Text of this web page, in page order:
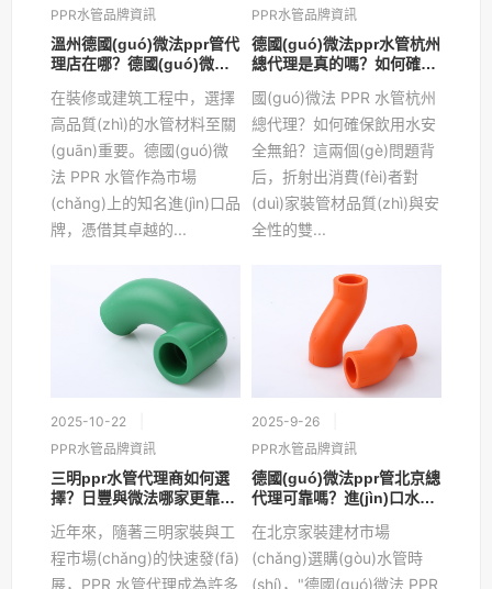
PPR水管品牌資訊
溫州德國(guó)微法ppr管代
理店在哪？德國(guó)微法
在裝修或建筑工程中，選擇
高品質(zhì)的水管材料至關
(guān)重要。德國(guó)微
法 PPR 水管作為市場
(chǎng)上的知名進(jìn)口品
牌，憑借其卓越的...
PPR水管品牌資訊
德國(guó)微法ppr水管杭州
總代理是真的嗎？如何確保
國(guó)微法 PPR 水管杭州
總代理？如何確保飲用水安
全無鉛？這兩個(gè)問題背
后，折射出消費(fèi)者對
(duì)家裝管材品質(zhì)與安
全性的雙...
2025-10-22
PPR水管品牌資訊
三明ppr水管代理商如何選
擇？日豐與微法哪家更靠
近年來，隨著三明家裝與工
程市場(chǎng)的快速發(fā)
展，PPR 水管代理成為許多
2025-9-26
PPR水管品牌資訊
德國(guó)微法ppr管北京總
代理可靠嗎？進(jìn)口水管
在北京家裝建材市場
(chǎng)選購(gòu)水管時
(shí)，"德國(guó)微法 PPR